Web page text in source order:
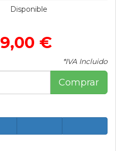
Disponible
€
*IVA Incluido
Comprar